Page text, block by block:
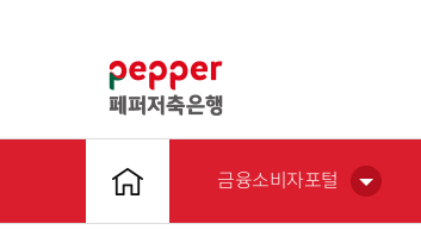
금융소비자포털